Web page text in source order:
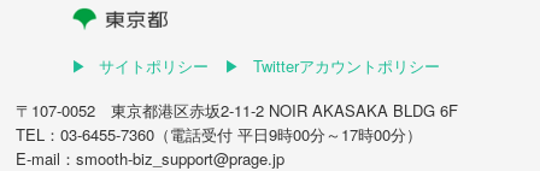
サイトポリシー
Twitterアカウントポリシー
〒107-0052 東京都港区赤坂2-11-2 NOIR AKASAKA BLDG 6F
TEL：03-6455-7360（電話受付 平日9時00分～17時00分）
E-mail：smooth-biz_support@prage.jp